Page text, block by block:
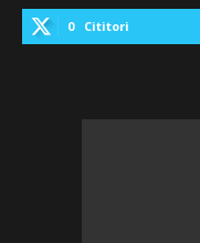
0 Cititori